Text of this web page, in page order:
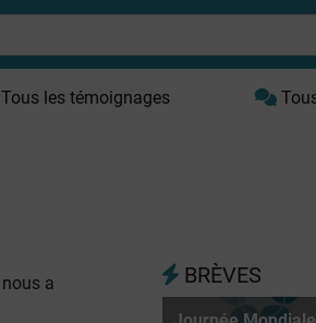
les témoignages
a
BRÈVES